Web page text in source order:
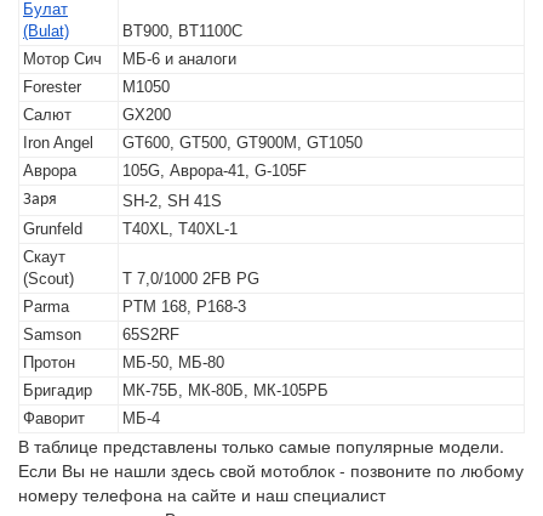
Булат
(Bulat)
BT900, BT1100C
Мотор Сич
МБ-6 и аналоги
Forester
M1050
Салют
GX200
Iron Angel
GT600, GT500, GT900M, GT1050
Аврора
105G, Аврора-41, G-105F
Заря
SH-2, SH 41S
Grunfeld
T40XL, T40XL-1
Скаут
(Scout)
T 7,0/1000 2FB PG
Parma
PTM 168, P168-3
Samson
65S2RF
Протон
МБ-50, МБ-80
Бригадир
МК-75Б, МК-80Б, МК-105РБ
Фаворит
МБ-4
В таблице представлены только самые популярные модели.
Если Вы не нашли здесь свой мотоблок - позвоните по любому
номеру телефона на сайте и наш специалист